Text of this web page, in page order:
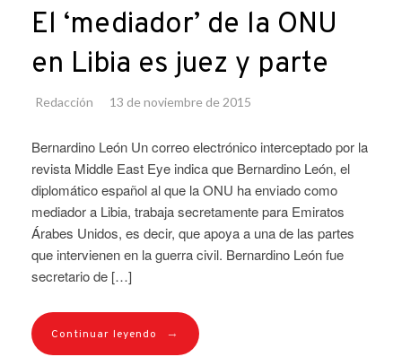
El ‘mediador’ de la ONU
en Libia es juez y parte
Redacción 13 de noviembre de 2015
Bernardino León Un correo electrónico interceptado por la
revista Middle East Eye indica que Bernardino León, el
diplomático español al que la ONU ha enviado como
mediador a Libia, trabaja secretamente para Emiratos
Árabes Unidos, es decir, que apoya a una de las partes
que intervienen en la guerra civil. Bernardino León fue
secretario de […]
Continuar leyendo →